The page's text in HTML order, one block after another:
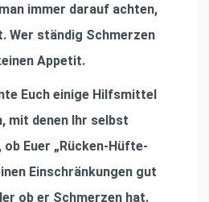
immer darauf achten,
Wer ständig Schmerzen
Appetit.
Euch einige Hilfsmittel
mit denen Ihr selbst
Euer „Rücken-Hüfte-
Einschränkungen gut
ob er Schmerzen hat.